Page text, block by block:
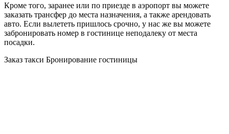
Кроме того, заранее или по приезде в аэропорт вы можете
заказать трансфер до места назначения, а также арендовать
авто. Если вылететь пришлось срочно, у нас же вы можете
забронировать номер в гостинице неподалеку от места
посадки.
Заказ такси Бронирование гостиницы